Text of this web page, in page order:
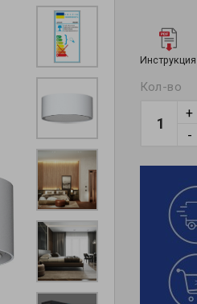
Инструкция
Кол-во
-
+